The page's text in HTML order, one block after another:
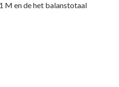
M en de het balanstotaal